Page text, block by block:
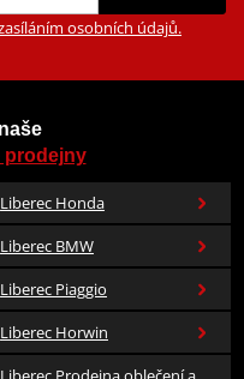
osobních údajů.
prodejny
Liberec Honda
Liberec BMW
Liberec Piaggio
Liberec Horwin